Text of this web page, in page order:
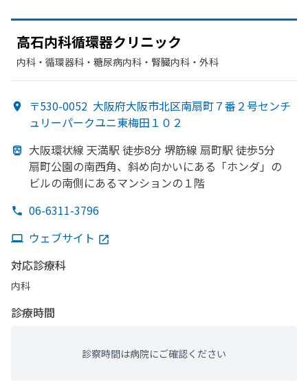
高石内科循環器クリニック
内科・​循環器科・​糖尿病内科・​腎臓内科・外科
〒530-0052 大阪府大阪市北区南扇町７番２号センチ
ュリーパークユニ東梅田１０２
大阪環状線 天満駅 徒歩8分 堺筋線 扇町駅 徒歩5分
扇町公園の南西角、 斜め向かいにある 「ホンダ」の
ビルの南側にあるマンションの １階
06-6311-3796
ウェブサイト
対応診療科
内科
診療時間
診察時間は病院にご確認ください